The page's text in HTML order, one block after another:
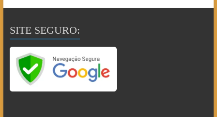
SITE SEGURO: